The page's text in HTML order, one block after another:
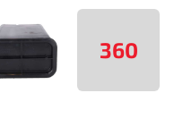
360